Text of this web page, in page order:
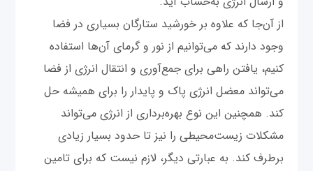
از آن‌جا که علاوه بر خورشید ستارگان بسیاری در فضا
وجود دارند که می‌توانیم از نور و گرمای آن‌ها استفاده
کنیم، یافتن راهی برای جمع‌آوری و انتقال انرژی از فضا
می‌تواند معضل انرژی پاک و پایدار را برای همیشه حل
کند. همچنین این نوع بهره‌برداری از انرژی می‌تواند
مشکلات زیست‌محیطی را نیز تا حدود بسیار زیادی
برطرف کند. به عبارتی دیگر، لازم نیست که برای تامین